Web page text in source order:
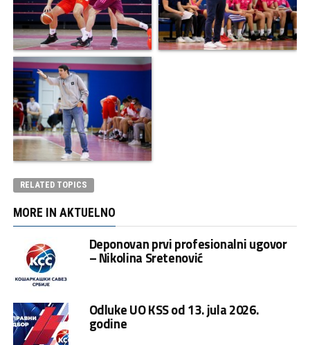
RELATED TOPICS
MORE IN AKTUELNO
Deponovan prvi profesionalni ugovor
– Nikolina Sretenović
Odluke UO KSS od 13. jula 2026.
godine